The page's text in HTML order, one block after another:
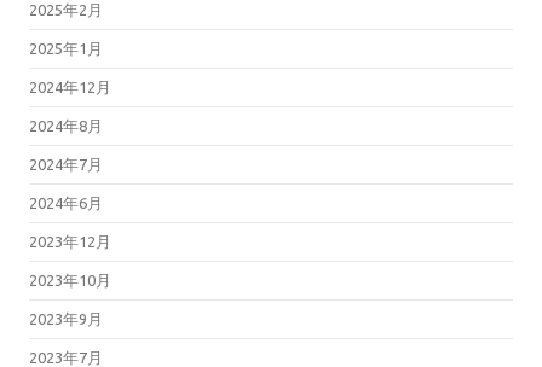
2025年2月
2025年1月
2024年12月
2024年8月
2024年7月
2024年6月
2023年12月
2023年10月
2023年9月
2023年7月